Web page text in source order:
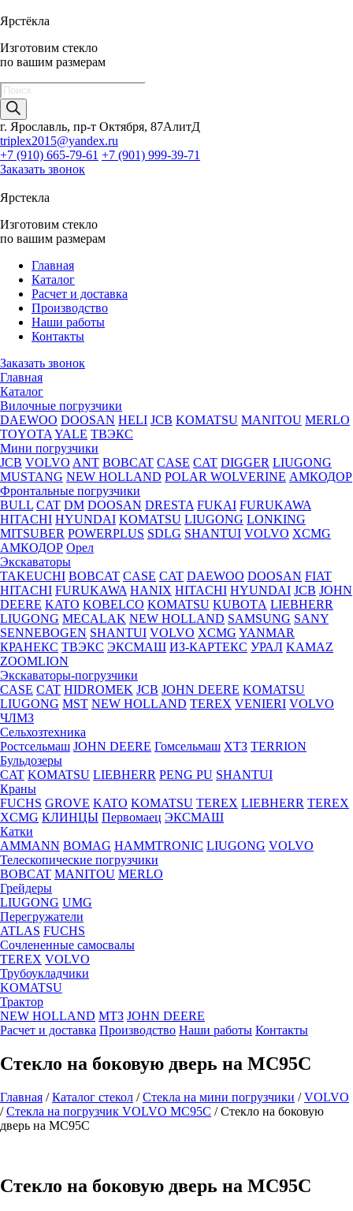
Ярстёкла
Изготовим стекло
по вашим размерам
Поиск
товаров
г. Ярославль, пр-т Октября, 87АлитД
triplex2015@yandex.ru
+7 (910) 665-79-61 +7 (901) 999-39-71
Заказать звонок
Ярстекла
Изготовим стекло
по вашим размерам
Главная
Каталог
Расчет и доставка
Производство
Наши работы
Контакты
Заказать звонок
Главная
Каталог
Вилочные погрузчики
DAEWOO DOOSAN HELI JCB KOMATSU MANITOU MERLO
TOYOTA YALE ТВЭКС
Мини погрузчики
JCB VOLVO ANT BOBCAT CASE CAT DIGGER LIUGONG
MUSTANG NEW HOLLAND POLAR WOLVERINE АМКОДОР
Фронтальные погрузчики
BULL CAT DM DOOSAN DRESTA FUKAI FURUKAWA
HITACHI HYUNDAI KOMATSU LIUGONG LONKING
MITSUBER POWERPLUS SDLG SHANTUI VOLVO XCMG
АМКОДОР Орел
Экскаваторы
TAKEUCHI BOBCAT CASE CAT DAEWOO DOOSAN FIAT
HITACHI FURUKAWA HANIX HITACHI HYUNDAI JCB JOHN
DEERE KATO KOBELCO KOMATSU KUBOTА LIEBHERR
LIUGONG MECALAK NEW HOLLAND SAMSUNG SANY
SENNEBOGEN SHANTUI VOLVO XCMG YANMAR
КРАНЕКС ТВЭКС ЭКСМАШ ИЗ-КАРТЕКС УРАЛ KAMAZ
ZOOMLION
Экскаваторы-погрузчики
CASE CAT HIDROМEK JCB JOHN DEERE KOMATSU
LIUGONG MST NEW HOLLAND TEREX VENIERI VOLVO
ЧЛМЗ
Сельхозтехника
Ростсельмаш JOHN DEERE Гомсельмаш ХТЗ TERRION
Бульдозеры
CAT KOMATSU LIEBHERR PENG PU SHANTUI
Краны
FUCHS GROVE KATO KOMATSU TEREX LIEBHERR TEREX
XCMG КЛИНЦЫ Первомаец ЭКСМАШ
Катки
AMMANN BOMAG HAMMTRONIC LIUGONG VOLVO
Телескопические погрузчики
BOBCAT MANITOU MERLO
Грейдеры
LIUGONG UMG
Перегружатели
ATLAS FUCHS
Сочлененные самосвалы
TEREX VOLVO
Трубоукладчики
KOMATSU
Трактор
NEW HOLLAND МТЗ JOHN DEERE
Расчет и доставка Производство Наши работы Контакты
Стекло на боковую дверь на MC95С
Главная /Каталог стекол /Стекла на мини погрузчики /VOLVO
/Стекла на погрузчик VOLVO MC95С /Стекло на боковую
дверь на MC95С
Стекло на боковую дверь на MC95С